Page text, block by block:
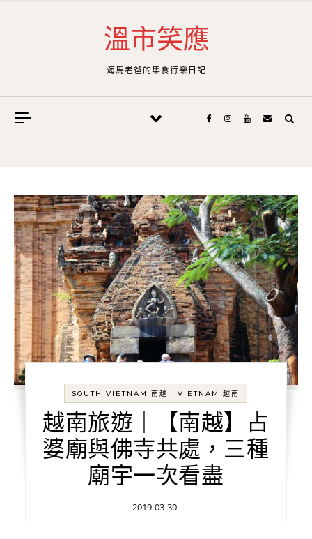
溫市笑應
海馬老爸的集食行樂日記
SOUTH VIETNAM 南越 -VIETNAM 越南
越南旅遊｜【南越】占
婆廟與佛寺共處，三種
廟宇一次看盡
2019-03-30